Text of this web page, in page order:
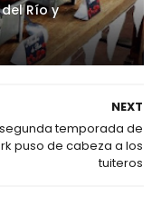
Río y
NEXT
temporada de
puso de cabeza a los
tuiteros